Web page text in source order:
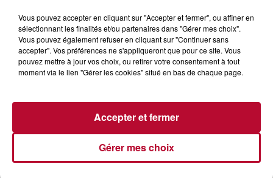
6 août 2026
NÎMES : « LE RÊVE DU GLADIATEUR » INVESTIT
LES ARÈNES CES 3...
Vous pouvez accepter en cliquant sur "Accepter et fermer", ou affiner en
sélectionnant les finalités et/ou partenaires dans "Gérer mes choix".
Vous pouvez également refuser en cliquant sur "Continuer sans
accepter". Vos préférences ne s'appliqueront que pour ce site. Vous
pouvez mettre à jour vos choix, ou retirer votre consentement à tout
moment via le lien "Gérer les cookies" situé en bas de chaque page.
Gérer mes choix
Accepter et fermer